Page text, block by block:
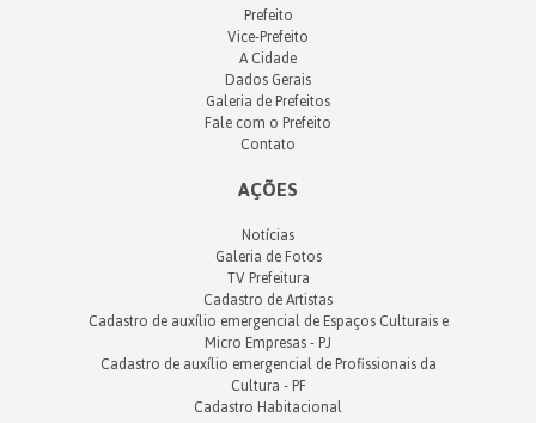
Prefeito
Vice-Prefeito
A Cidade
Dados Gerais
Galeria de Prefeitos
Fale com o Prefeito
Contato
AÇÕES
Notícias
Galeria de Fotos
TV Prefeitura
Cadastro de Artistas
Cadastro de auxílio emergencial de Espaços Culturais e
Micro Empresas - PJ
Cadastro de auxílio emergencial de Profissionais da
Cultura - PF
Cadastro Habitacional